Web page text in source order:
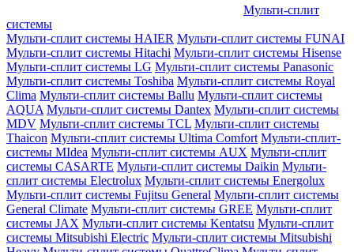
Мульти-сплит
системы
Мульти-сплит системы HAIER Мульти-сплит системы FUNAI
Мульти-сплит системы Hitachi Мульти-сплит системы Hisense
Мульти-сплит системы LG Мульти-сплит системы Panasonic
Мульти-сплит системы Toshiba Мульти-сплит системы Royal
Clima Мульти-сплит системы Ballu Мульти-сплит системы
AQUA Мульти-сплит системы Dantex Мульти-сплит системы
MDV Мульти-сплит системы TCL Мульти-сплит системы
Thaicon Мульти-сплит системы Ultima Comfort Мульти-сплит-
системы MIdea Мульти-сплит системы AUX Мульти-сплит
системы CASARTE Мульти-сплит системы Daikin Мульти-
сплит системы Electrolux Мульти-сплит системы Energolux
Мульти-сплит системы Fujitsu General Мульти-сплит системы
General Climate Мульти-сплит системы GREE Мульти-сплит
системы JAX Мульти-сплит системы Kentatsu Мульти-сплит
системы Mitsubishi Electric Мульти-сплит системы Mitsubishi